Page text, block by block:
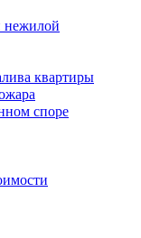
нежилой
квартиры
споре